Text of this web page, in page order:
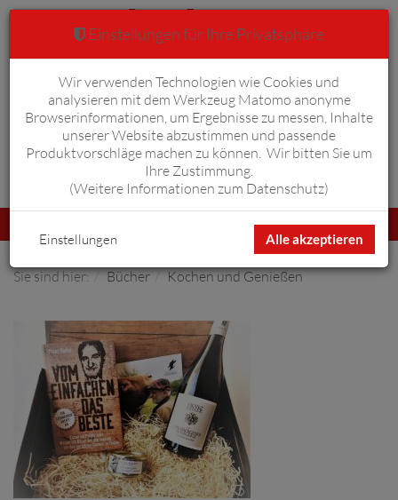
Anmelden Warenkorb 0
umschalten
Sie sind hier: Bücher Kochen und Genießen
Einstellungen für Ihre Privatsphäre
Wir verwenden Technologien wie Cookies und
analysieren mit dem Werkzeug Matomo anonyme
Browserinformationen, um Ergebnisse zu messen, Inhalte
unserer Website abzustimmen und passende
Produktvorschläge machen zu können. Wir bitten Sie um
Ihre Zustimmung.
(Weitere Informationen zum Datenschutz)
Alle akzeptieren
Einstellungen